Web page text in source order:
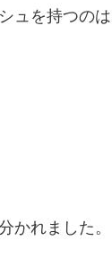
ュを持つのは
かれました。